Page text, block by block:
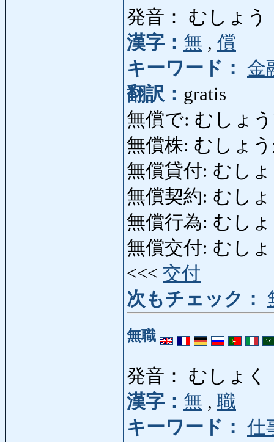
発音： むしょう
漢字： 無 , 償
キーワード： 金
翻訳： gratis
無償で: むしょう
無償株: むしょ
無償貸付: むし
無償契約: むし
無償行為: むし
無償交付: むしょ
<<< 交付
次もチェック：
無職
発音： むしょく
漢字： 無 , 職
キーワード： 仕